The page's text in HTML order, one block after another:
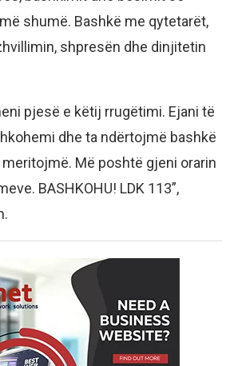
shumë. Bashkë me qytetarët,
shpresën dhe dinjitetin
pjesë e këtij rrugëtimi. Ejani të
dhe ta ndërtojmë bashkë
Më poshtë gjeni orarin
BASHKOHU! LDK 113”,